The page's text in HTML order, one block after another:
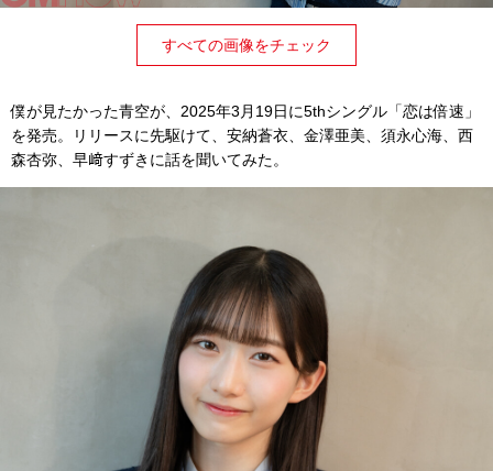
すべての画像をチェック
僕が見たかった青空が、2025年3月19日に5thシングル「恋は倍速」
を発売。リリースに先駆けて、安納蒼衣、金澤亜美、須永心海、西
森杏弥、早﨑すずきに話を聞いてみた。